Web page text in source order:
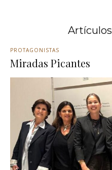
PROTAGONISTAS
Miradas Picantes